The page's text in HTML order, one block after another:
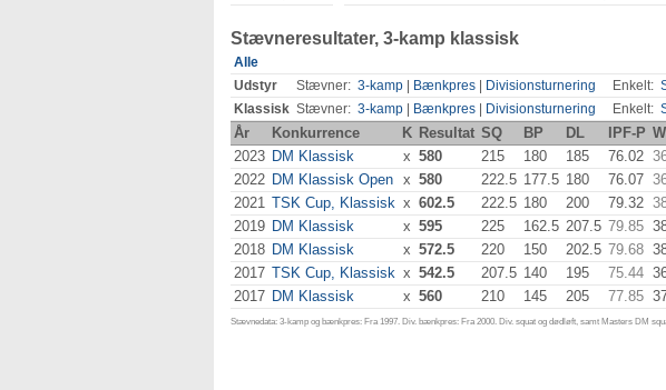
Stævneresultater, 3-kamp klassisk
Alle
Udstyr
Stævner: 3-kamp Bænkpres Divisionsturnering Enkelt:
Klassisk Stævner: 3-kamp Bænkpres Divisionsturnering Enkelt:
År Konkurrence K Resultat SQ BP DL IPF-P
2023 DM Klassisk x 580 215 180 185 76.02
2022 DM Klassisk Open x 580 222.5 177.5 180 76.07
2021 TSK Cup, Klassisk x 602.5 222.5 180 200 79.32
2019 DM Klassisk x 595 225 162.5 207.5 79.85
2018 DM Klassisk x 572.5 220 150 202.5 79.68
2017 TSK Cup, Klassisk x 542.5 207.5 140 195 75.44
2017 DM Klassisk x 560 210 145 205 77.85
Stævnedata: 3-kamp og bænkpres: Fra 1997. Div. bænkpres: Fra 2000. Div. squat og dødløft, samt Masters DM